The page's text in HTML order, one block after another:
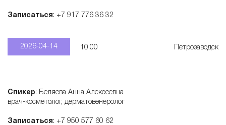
Записаться: +7 917 776 36 32
2026-04-14 10:00 Петрозаводск
Спикер: Беляева Анна Алексеевна
врач-косметолог, дерматовенеролог
Записаться: +7 950 577 60 62